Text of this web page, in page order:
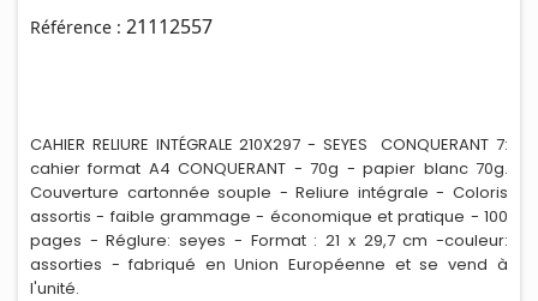
Référence : 21112557
CAHIER RELIURE INTÉGRALE 210X297 - SEYES CONQUERANT 7:
cahier format A4 CONQUERANT - 70g - papier blanc 70g.
Couverture cartonnée souple - Reliure intégrale - Coloris
assortis - faible grammage - économique et pratique - 100
pages - Réglure: seyes - Format : 21 x 29,7 cm -couleur:
assorties - fabriqué en Union Européenne et se vend à
l'unité.